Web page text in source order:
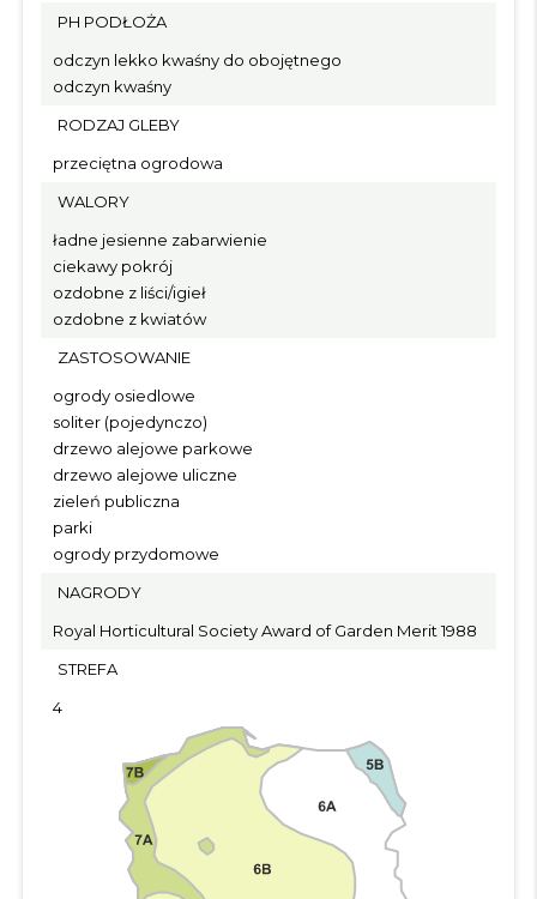
PH PODŁOŻA
odczyn lekko kwaśny do obojętnego
odczyn kwaśny
RODZAJ GLEBY
przeciętna ogrodowa
WALORY
ładne jesienne zabarwienie
ciekawy pokrój
ozdobne z liści/igieł
ozdobne z kwiatów
ZASTOSOWANIE
ogrody osiedlowe
soliter (pojedynczo)
drzewo alejowe parkowe
drzewo alejowe uliczne
zieleń publiczna
parki
ogrody przydomowe
NAGRODY
Royal Horticultural Society Award of Garden Merit 1988
STREFA
4